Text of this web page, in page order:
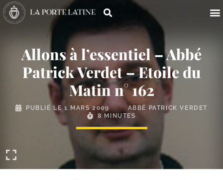
Allons à l’essentiel – Abbé
Patrick Verdet – Etoile du
Matin n° 162
PUBLIÉ LE 1 MARS 2009
ABBÉ PATRICK VERDET
8 MINUTES